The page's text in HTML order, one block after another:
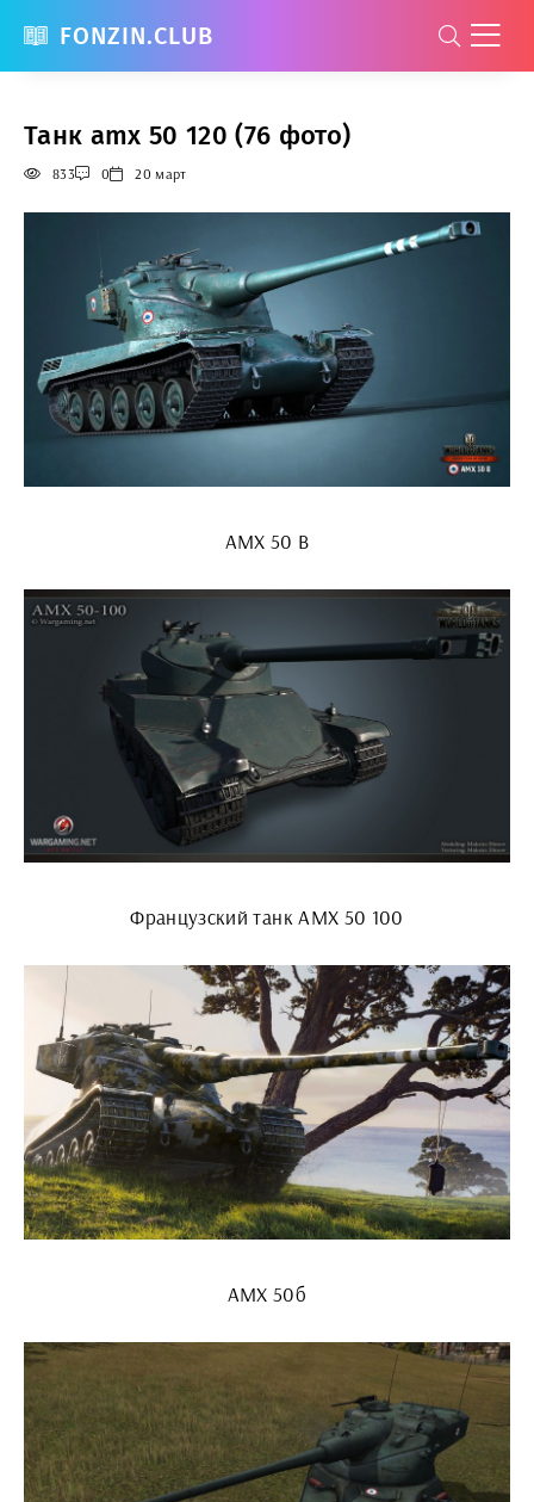
FONZIN.CLUB
Танк amx 50 120 (76 фото)
833 0 20 март
AMX 50 B
Французский танк АМХ 50 100
AMX 50б